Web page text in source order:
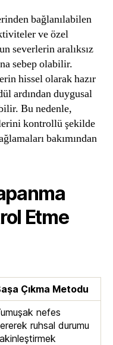
bağlanılabilen
ve özel
severlerin aralıksız
sebep olabilir.
hissel olarak hazır
ardından duygusal
Bu nedenle,
kontrollü şekilde
bakımından
Etme
Çıkma Metodu
nefes
ruhsal durumu